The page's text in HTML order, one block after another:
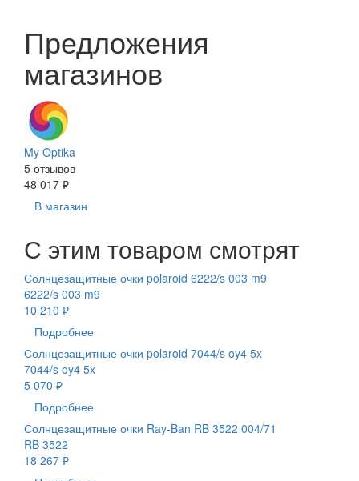
Предложения
магазинов
My Optika
5 отзывов
48 017 ₽
В магазин
С этим товаром смотрят
Солнцезащитные очки polaroid 6222/s 003 m9
6222/s 003 m9
10 210 ₽
Подробнее
Солнцезащитные очки polaroid 7044/s oy4 5x
7044/s oy4 5x
5 070 ₽
Подробнее
Солнцезащитные очки Ray-Ban RB 3522 004/71
RB 3522
18 267 ₽